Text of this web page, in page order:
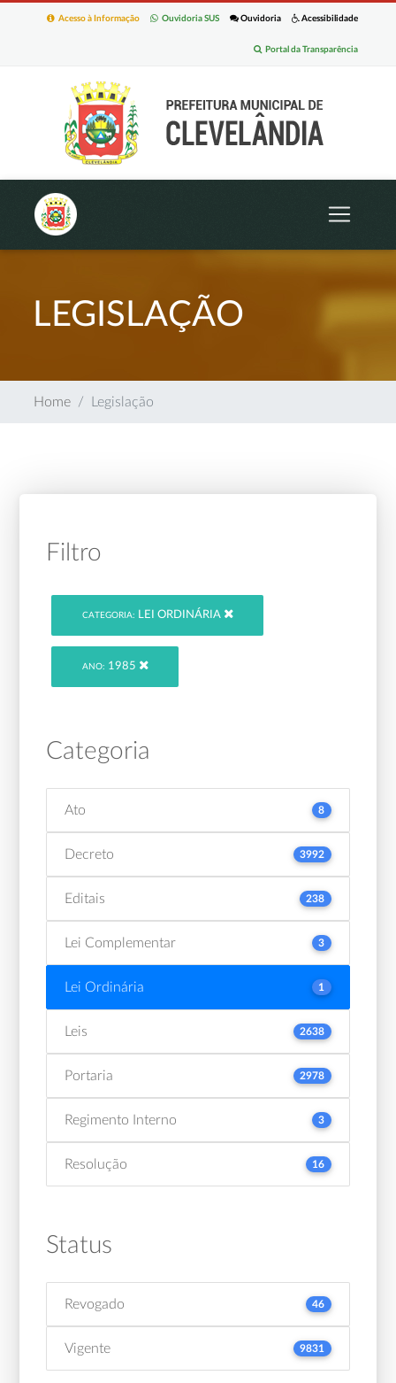
Acessibilidade
Ouvidoria
Ouvidoria SUS
Acesso à Informação
Portal da Transparência
LEGISLAÇÃO
Home Legislação
Filtro
CATEGORIA: LEI ORDINÁRIA
ANO: 1985
Categoria
Ato 8
Decreto 3992
Editais 238
Lei Complementar 3
Lei Ordinária 1
Leis 2638
Portaria 2978
Regimento Interno 3
Resolução 16
Status
Revogado 46
Vigente 9831